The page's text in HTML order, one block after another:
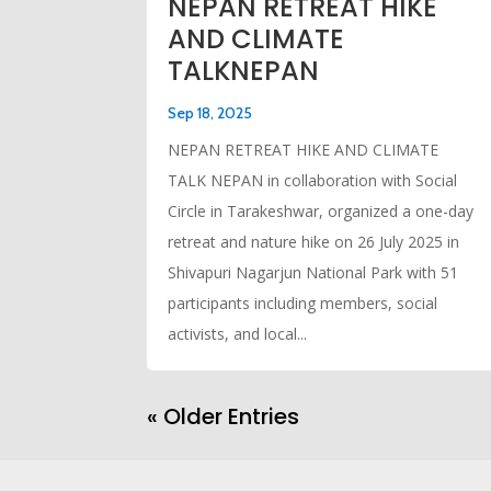
NEPAN RETREAT HIKE
AND CLIMATE
TALKNEPAN
Sep 18, 2025
NEPAN RETREAT HIKE AND CLIMATE
TALK NEPAN in collaboration with Social
Circle in Tarakeshwar, organized a one-day
retreat and nature hike on 26 July 2025 in
Shivapuri Nagarjun National Park with 51
participants including members, social
activists, and local...
« Older Entries